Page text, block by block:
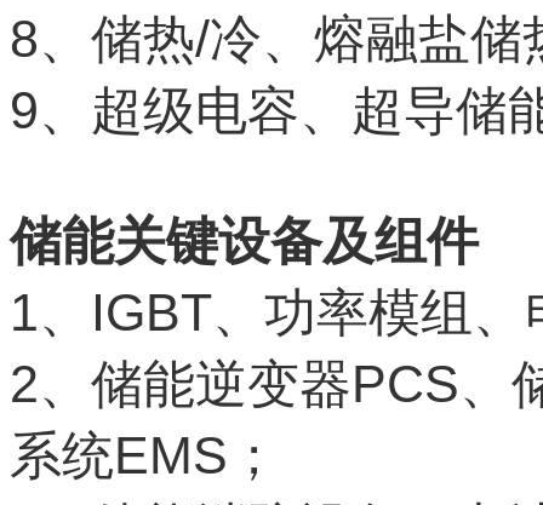
8、储热/冷、熔融盐储
9、超级电容、超导储
储能关键设备及组件
1、 IGBT、功率模组
2、储能逆变器PCS、
系统EMS ；